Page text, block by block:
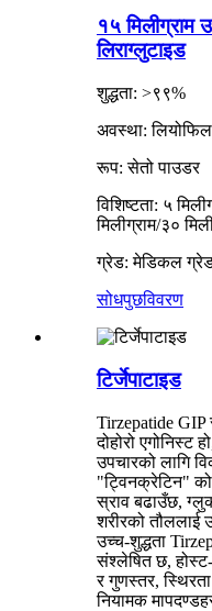
१५ मिलीग्राम
लिराग्लुटाइड
शुद्धता: >९९%
अवस्था:
रूप: सेतो पाउडर
विशिष्टता: ५
मिलीग्राम/३०
ग्रेड: मेडिकल
सोधपुछविवरण
टिर्जेपाटाइड
Tirzepatide GIP
दोहोरो एगोनिस्ट
उपचारको लागि
"ट्विनक्रेटिन"
स्राव बढाउँछ,
शरीरको तौललाई
उच्च-शुद्धता
संश्लेषित छ,
र गुणस्तर, स्थिरता
नियामक